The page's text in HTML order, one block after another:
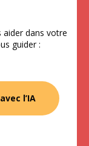
aider dans votre
guider :
l’IA